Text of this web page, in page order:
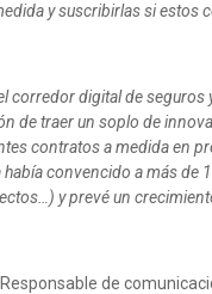
y suscribirlas si estos
corredor digital de
de traer un soplo de
contratos a medida en
convencido a más
y prevé un
de